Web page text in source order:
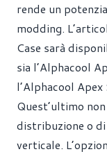
rende un
modding.
Case sarà
sia l’Alphacool
l’Alphacool
Quest’ultimo
distribuzione o
verticale.